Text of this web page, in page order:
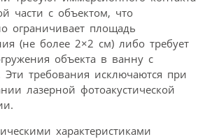
части с объектом, что
ограничивает площадь
(не более 2×2 см) либо требует
объекта в ванну с
Эти требования исключаются при
лазерной фотоакустической
характеристиками